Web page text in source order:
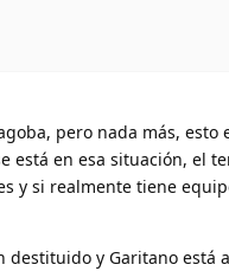
pero nada más, esto
está en esa situación, el
y si realmente tiene
destituido y Garitano está